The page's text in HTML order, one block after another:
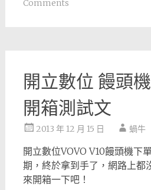
Comments
開立數位 饅頭
開箱測試文
2013 年 12 月 15 日 蝸牛
開立數位VOVO V10饅頭機下
期，終於拿到手了，網路上都
來開箱一下吧！